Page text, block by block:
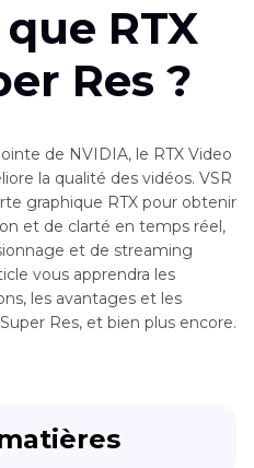
RTX
Res ?
de NVIDIA, le RTX Video
la qualité des vidéos. VSR
graphique RTX pour obtenir
et de clarté en temps réel,
et de streaming
vous apprendra les
les avantages et les
Res, et bien plus encore.